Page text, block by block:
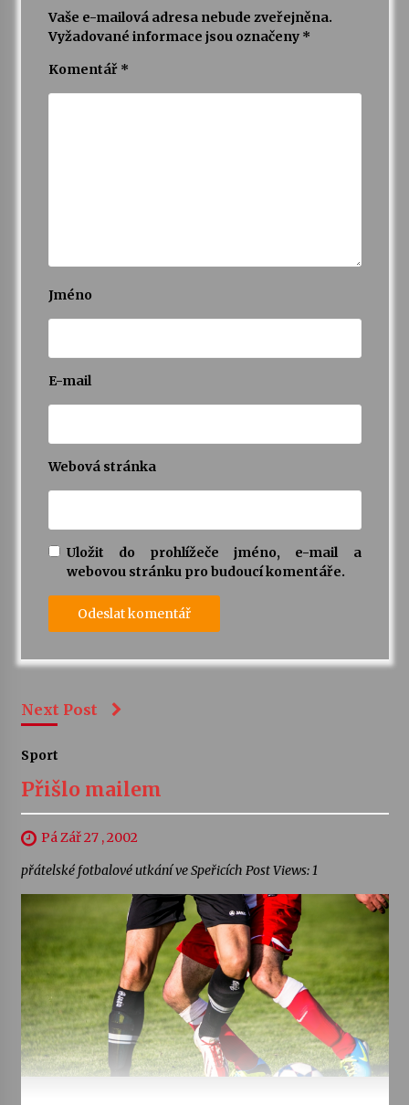
Vaše e-mailová adresa nebude zveřejněna.
Vyžadované informace jsou označeny *
Komentář *
Jméno
E-mail
Webová stránka
Uložit do prohlížeče jméno, e-mail a
webovou stránku pro budoucí komentáře.
Next Post
Sport
Přišlo mailem
Pá Zář 27 , 2002
přátelské fotbalové utkání ve Speřicích Post Views: 1